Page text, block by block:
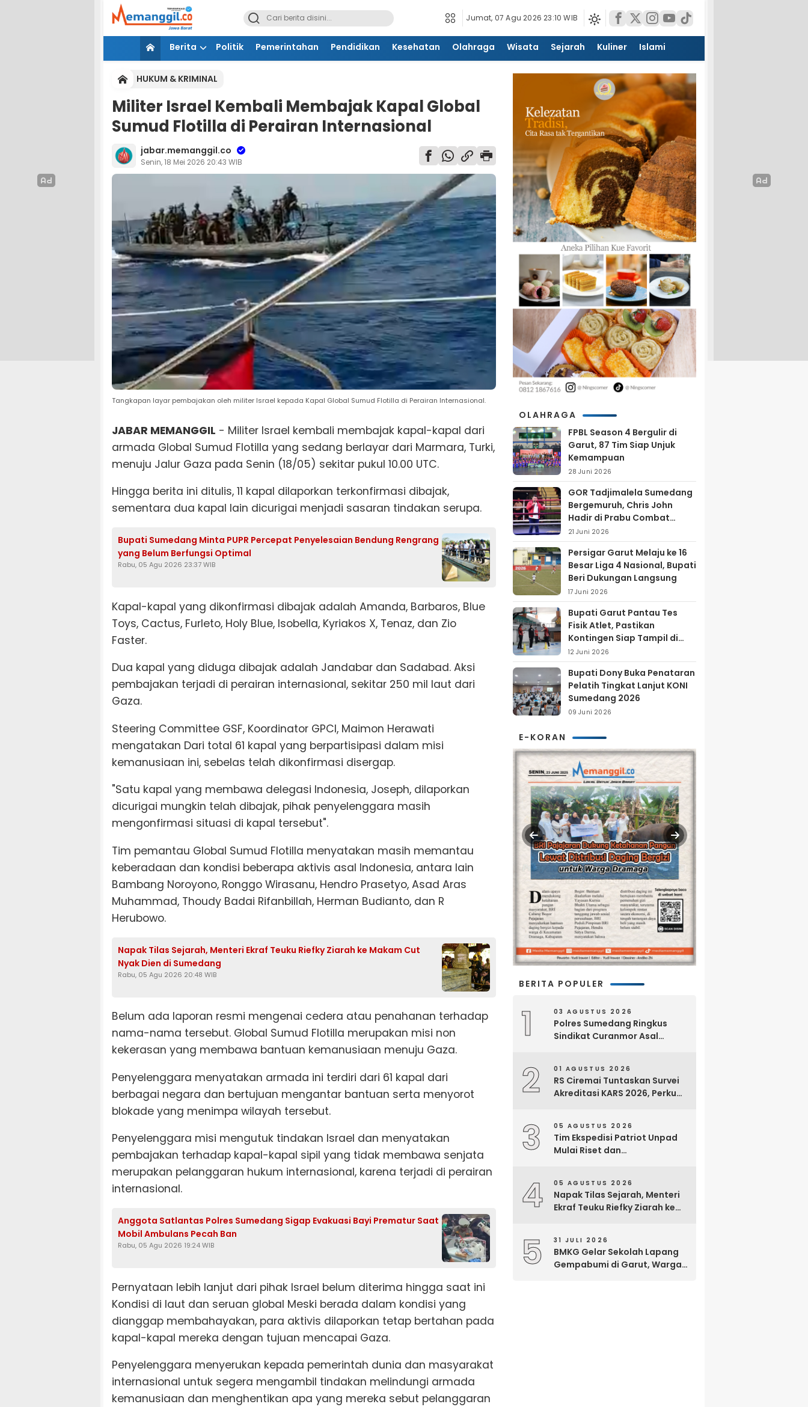
Jumat, 07 Agu 2026 23:10 WIB
Berita Politik Pemerintahan Pendidikan Kesehatan Olahraga Wisata Sejarah Kuliner Islami
HUKUM & KRIMINAL
Militer Israel Kembali Membajak Kapal Global
Sumud Flotilla di Perairan Internasional
jabar.memanggil.co
Senin, 18 Mei 2026 20:43 WIB
Tangkapan layar pembajakan oleh militer Israel kepada Kapal Global Sumud Flotilla di Perairan Internasional.
JABAR MEMANGGIL - Militer Israel kembali membajak kapal-kapal dari
armada Global Sumud Flotilla yang sedang berlayar dari Marmara, Turki,
menuju Jalur Gaza pada Senin (18/05) sekitar pukul 10.00 UTC.
Hingga berita ini ditulis, 11 kapal dilaporkan terkonfirmasi dibajak,
sementara dua kapal lain dicurigai menjadi sasaran tindakan serupa.
Bupati Sumedang Minta PUPR Percepat Penyelesaian Bendung Rengrang
yang Belum Berfungsi Optimal
Rabu, 05 Agu 2026 23:37 WIB
Kapal-kapal yang dikonfirmasi dibajak adalah Amanda, Barbaros, Blue
Toys, Cactus, Furleto, Holy Blue, Isobella, Kyriakos X, Tenaz, dan Zio
Faster.
Dua kapal yang diduga dibajak adalah Jandabar dan Sadabad. Aksi
pembajakan terjadi di perairan internasional, sekitar 250 mil laut dari
Gaza.
Steering Committee GSF, Koordinator GPCI, Maimon Herawati
mengatakan Dari total 61 kapal yang berpartisipasi dalam misi
kemanusiaan ini, sebelas telah dikonfirmasi disergap.
"Satu kapal yang membawa delegasi Indonesia, Joseph, dilaporkan
dicurigai mungkin telah dibajak, pihak penyelenggara masih
mengonfirmasi situasi di kapal tersebut".
Tim pemantau Global Sumud Flotilla menyatakan masih memantau
keberadaan dan kondisi beberapa aktivis asal Indonesia, antara lain
Bambang Noroyono, Ronggo Wirasanu, Hendro Prasetyo, Asad Aras
Muhammad, Thoudy Badai Rifanbillah, Herman Budianto, dan R
Herubowo.
Napak Tilas Sejarah, Menteri Ekraf Teuku Riefky Ziarah ke Makam Cut
Nyak Dien di Sumedang
Rabu, 05 Agu 2026 20:48 WIB
Belum ada laporan resmi mengenai cedera atau penahanan terhadap
nama-nama tersebut. Global Sumud Flotilla merupakan misi non
kekerasan yang membawa bantuan kemanusiaan menuju Gaza.
Penyelenggara menyatakan armada ini terdiri dari 61 kapal dari
berbagai negara dan bertujuan mengantar bantuan serta menyorot
blokade yang menimpa wilayah tersebut.
Penyelenggara misi mengutuk tindakan Israel dan menyatakan
pembajakan terhadap kapal-kapal sipil yang tidak membawa senjata
merupakan pelanggaran hukum internasional, karena terjadi di perairan
internasional.
Anggota Satlantas Polres Sumedang Sigap Evakuasi Bayi Prematur Saat
Mobil Ambulans Pecah Ban
Rabu, 05 Agu 2026 19:24 WIB
Pernyataan lebih lanjut dari pihak Israel belum diterima hingga saat ini
Kondisi di laut dan seruan global Meski berada dalam kondisi yang
dianggap membahayakan, para aktivis dilaporkan tetap bertahan pada
kapal-kapal mereka dengan tujuan mencapai Gaza.
Penyelenggara menyerukan kepada pemerintah dunia dan masyarakat
internasional untuk segera mengambil tindakan melindungi armada
kemanusiaan dan menghentikan apa yang mereka sebut pelanggaran
OLAHRAGA
FPBL Season 4 Bergulir di
Garut, 87 Tim Siap Unjuk
Kemampuan
28 Juni 2026
GOR Tadjimalela Sumedang
Bergemuruh, Chris John
Hadir di Prabu Combat
Series 2026
21 Juni 2026
Persigar Garut Melaju ke 16
Besar Liga 4 Nasional, Bupati
Beri Dukungan Langsung
17 Juni 2026
Bupati Garut Pantau Tes
Fisik Atlet, Pastikan
Kontingen Siap Tampil di
Porprov 2026
12 Juni 2026
Bupati Dony Buka Penataran
Pelatih Tingkat Lanjut KONI
Sumedang 2026
09 Juni 2026
E-KORAN
BERITA POPULER
1 03 AGUSTUS 2026
Polres Sumedang Ringkus
Sindikat Curanmor Asal
2 01 AGUSTUS 2026
RS Ciremai Tuntaskan Survei
Akreditasi KARS 2026, Perkuat
3 05 AGUSTUS 2026
Tim Ekspedisi Patriot Unpad
Mulai Riset dan
Tomage, Fakfak
4 05 AGUSTUS 2026
Napak Tilas Sejarah, Menteri
Ekraf Teuku Riefky Ziarah ke
5 31 JULI 2026
BMKG Gelar Sekolah Lapang
Gempabumi di Garut, Warga